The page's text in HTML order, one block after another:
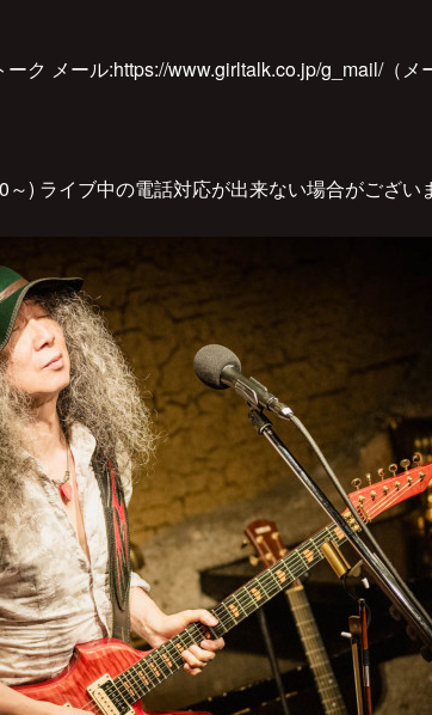
ク メール:https://www.girltalk.co.jp/g_mail/（メ
) ライブ中の電話対応が出来ない場合がござい